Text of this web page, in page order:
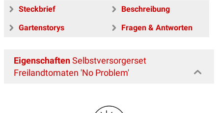
Steckbrief
Beschreibung
Gartenstorys
Fragen & Antworten
EigenschaftenSelbstversorgerset
Freilandtomaten 'No Problem'